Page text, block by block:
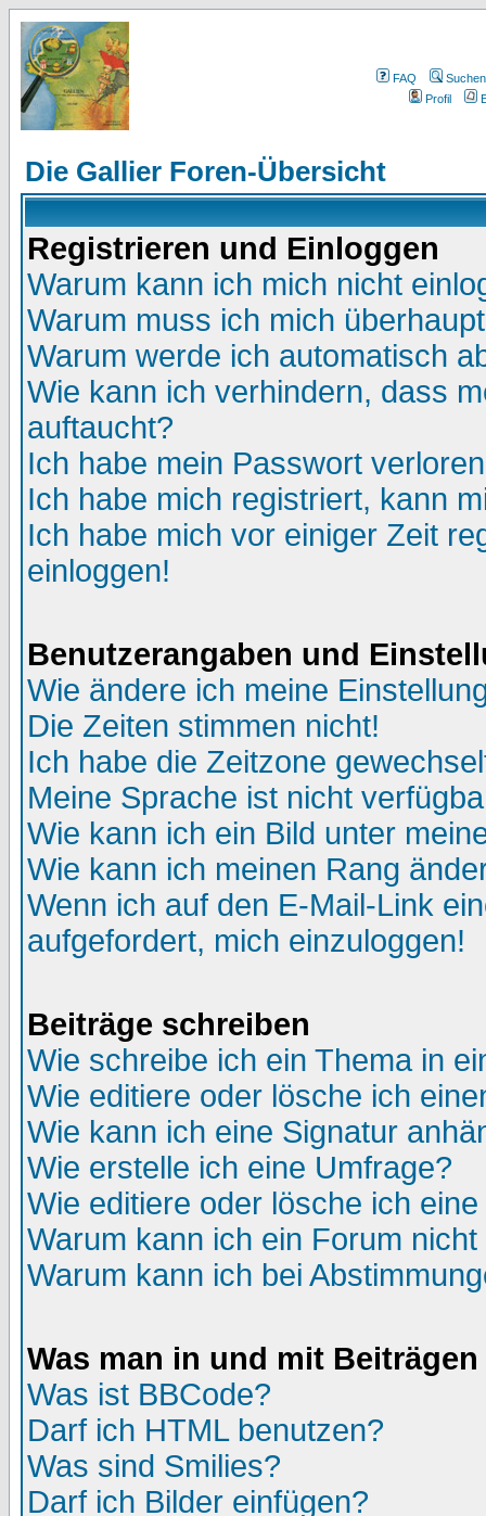
FAQ
Suchen
Profil
Die Gallier Foren-Übersicht
Registrieren und Einloggen
Warum kann ich mich nicht
Warum muss ich mich
Warum werde ich automatisch
Wie kann ich verhindern, dass
auftaucht?
Ich habe mein Passwort
Ich habe mich registriert, kann
Ich habe mich vor einiger Zeit
einloggen!
Benutzerangaben und
Wie ändere ich meine
Die Zeiten stimmen nicht!
Ich habe die Zeitzone
Meine Sprache ist nicht
Wie kann ich ein Bild unter
Wie kann ich meinen Rang
Wenn ich auf den E-Mail-Link
aufgefordert, mich einzuloggen!
Beiträge schreiben
Wie schreibe ich ein Thema in
Wie editiere oder lösche ich
Wie kann ich eine Signatur
Wie erstelle ich eine Umfrage?
Wie editiere oder lösche ich
Warum kann ich ein Forum
Warum kann ich bei
Was man in und mit
Was ist BBCode?
Darf ich HTML benutzen?
Was sind Smilies?
Darf ich Bilder einfügen?